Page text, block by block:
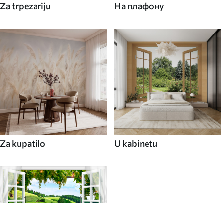
Za trpezariju На плафону
Za kupatilo U kabinetu